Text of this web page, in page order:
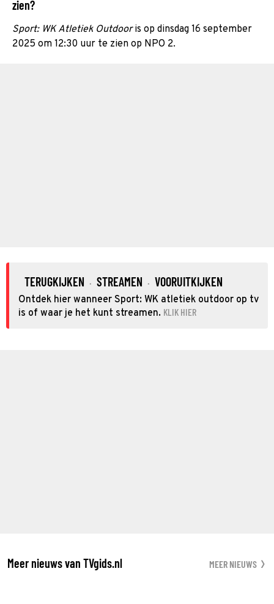
zien?
Sport: WK Atletiek Outdooris op dinsdag 16 september
2025 om 12:30 uur te zien op NPO 2.
TERUGKIJKEN · STREAMEN · VOORUITKIJKEN
Ontdek hier wanneer Sport: WK atletiek outdoor op tv
is of waar je het kunt streamen. KLIK HIER
Meer nieuws van TVgids.nl MEER NIEUWS